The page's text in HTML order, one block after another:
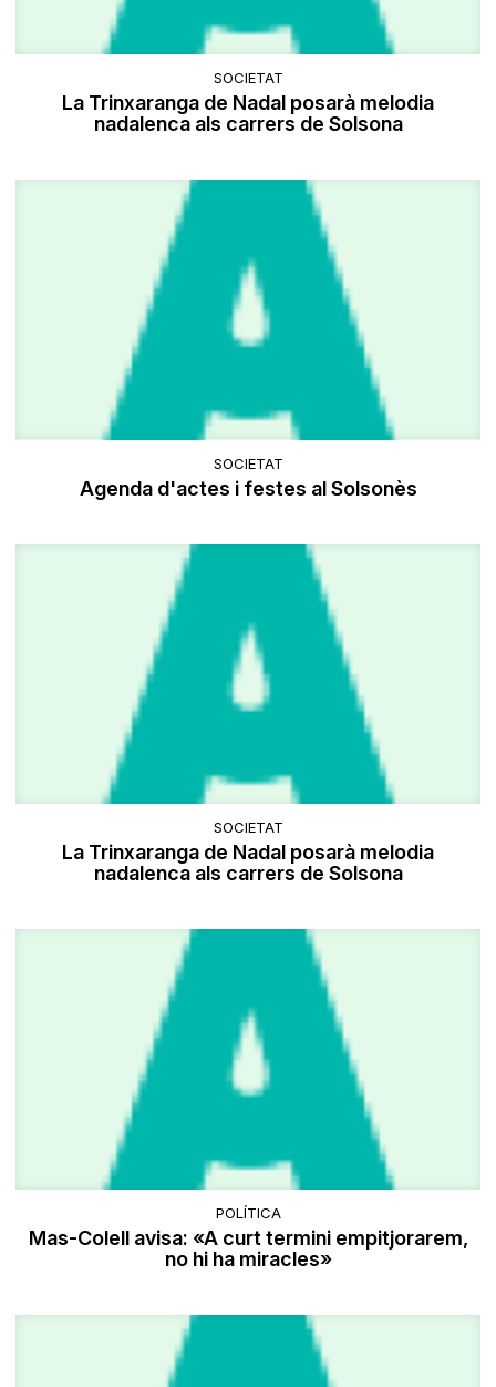
SOCIETAT
La Trinxaranga de Nadal posarà melodia
nadalenca als carrers de Solsona
SOCIETAT
Agenda d'actes i festes al Solsonès
SOCIETAT
La Trinxaranga de Nadal posarà melodia
nadalenca als carrers de Solsona
POLÍTICA
Mas-Colell avisa: «A curt termini empitjorarem,
no hi ha miracles»